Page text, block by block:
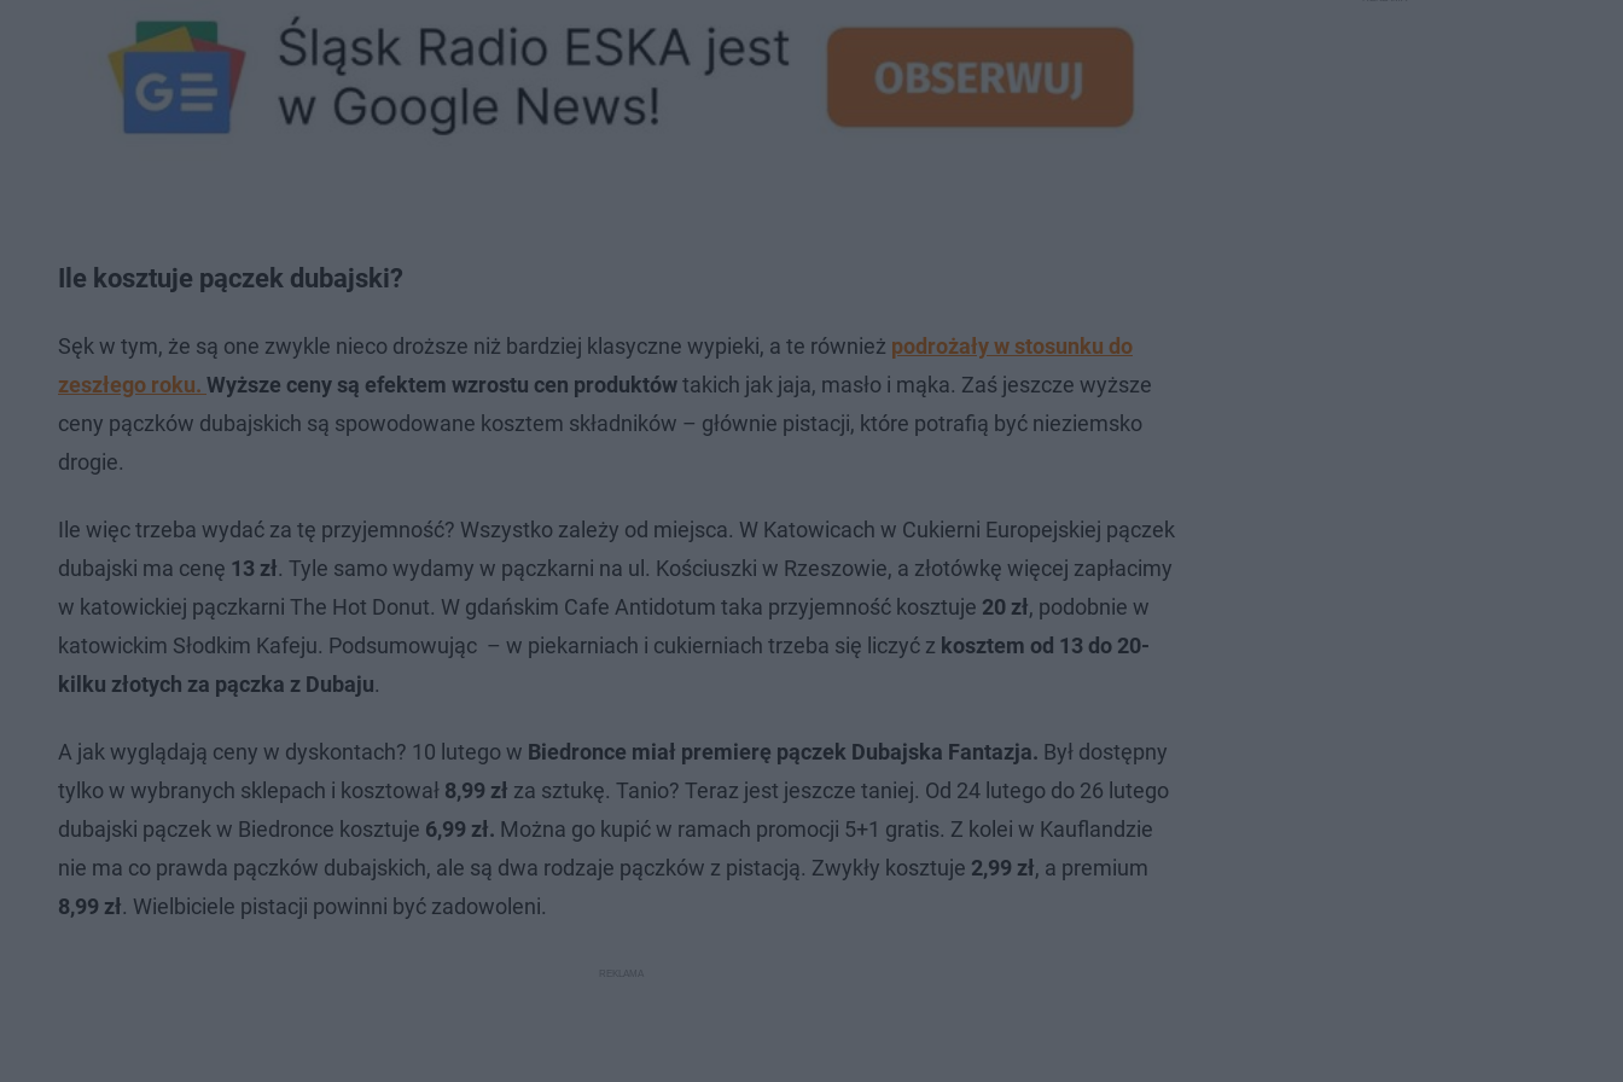
Ile kosztuje pączek dubajski?
Sęk w tym, że są one zwykle nieco droższe niż bardziej klasyczne wypieki, a te również podrożały w stosunku do
zeszłego roku. Wyższe ceny są efektem wzrostu cen produktówtakich jak jaja, masło i mąka. Zaś jeszcze wyższe
ceny pączków dubajskich są spowodowane kosztem składników – głównie pistacji, które potrafią być nieziemsko
drogie.
Ile więc trzeba wydać za tę przyjemność? Wszystko zależy od miejsca. W Katowicach w Cukierni Europejskiej pączek
dubajski ma cenę 13 zł. Tyle samo wydamy w pączkarni na ul. Kościuszki w Rzeszowie, a złotówkę więcej zapłacimy
w katowickiej pączkarni The Hot Donut. W gdańskim Cafe Antidotum taka przyjemność kosztuje 20 zł, podobnie w
katowickim Słodkim Kafeju. Podsumowując – w piekarniach i cukierniach trzeba się liczyć z kosztem od 13 do 20-
kilku złotych za pączka z Dubaju.
A jak wyglądają ceny w dyskontach? 10 lutego w Biedronce miał premierę pączek Dubajska Fantazja. Był dostępny
tylko w wybranych sklepach i kosztował 8,99 zł za sztukę. Tanio? Teraz jest jeszcze taniej. Od 24 lutego do 26 lutego
dubajski pączek w Biedronce kosztuje 6,99 zł. Można go kupić w ramach promocji 5+1 gratis. Z kolei w Kauflandzie
nie ma co prawda pączków dubajskich, ale są dwa rodzaje pączków z pistacją. Zwykły kosztuje 2,99 zł, a premium
8,99 zł. Wielbiciele pistacji powinni być zadowoleni.